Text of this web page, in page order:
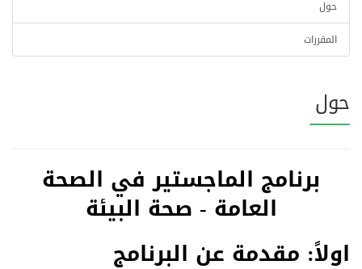
حول
المقررات
حول
برنامج الماجستير في الصحة
العامة - صحة البيئة
اولاً: مقدمة عن البرنامج